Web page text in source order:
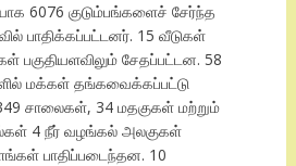
6076 குடும்பங்களைச் சேர்ந்த
பாதிக்கப்பட்டனர். 15 வீடுகள்
பகுதியளவிலும் சேதப்பட்டன. 58
மக்கள் தங்கவைக்கப்பட்டு
சாலைகள், 34 மதகுகள் மற்றும்
4 நீர் வழங்கல் அலகுகள்
பாதிப்படைந்தன. 10